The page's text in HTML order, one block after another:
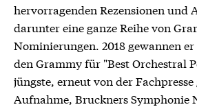
hervorragenden Rezensionen und
darunter eine ganze Reihe von
Nominierungen. 2018 gewannen
den Grammy für "Best Orchestral
jüngste, erneut von der
Aufnahme, Bruckners Symphonie